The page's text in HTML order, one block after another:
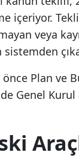
içeriyor.
veya
Plan ve
Genel